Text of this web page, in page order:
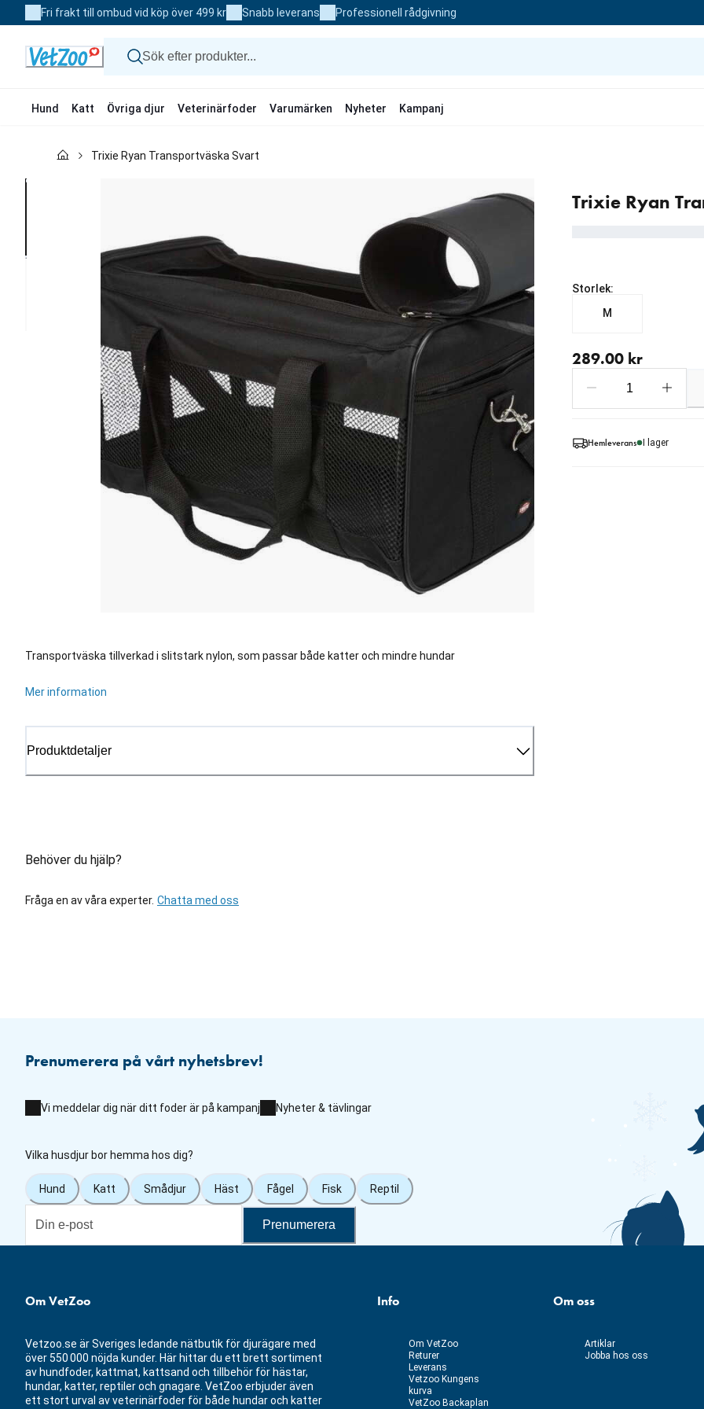
to
Fri frakt till ombud vid köp över 499 kr Snabb leverans Professionell rådgivning
Hund Katt Övriga djur Veterinärfoder Varumärken Nyheter Kampanj
Trixie Ryan Transportväska Svart
Trixie Ryan
Transportväska tillverkad i slitstark nylon, som passar både katter och mindre hundar
Mer information
Produktdetaljer
Behöver du hjälp?
Fråga en av våra experter. Chatta med oss
Storlek:
M
289.00 kr
Hemleverans I lager
Prenumerera på vårt nyhetsbrev!
Vi meddelar dig när ditt foder är på kampanj Nyheter & tävlingar
Vilka husdjur bor hemma hos dig?
Hund Katt Smådjur Häst Fågel Fisk Reptil
Prenumerera
Om VetZoo
Vetzoo.se är Sveriges ledande nätbutik för djurägare med
över 550 000 nöjda kunder. Här hittar du ett brett sortiment
av hundfoder, kattmat, kattsand och tillbehör för hästar,
hundar, katter, reptiler och gnagare. VetZoo erbjuder även
ett stort urval av veterinärfoder för både hundar och katter
Info
Om VetZoo
Returer
Leverans
Vetzoo Kungens
kurva
VetZoo Backaplan
Om oss
Artiklar
Jobba hos oss